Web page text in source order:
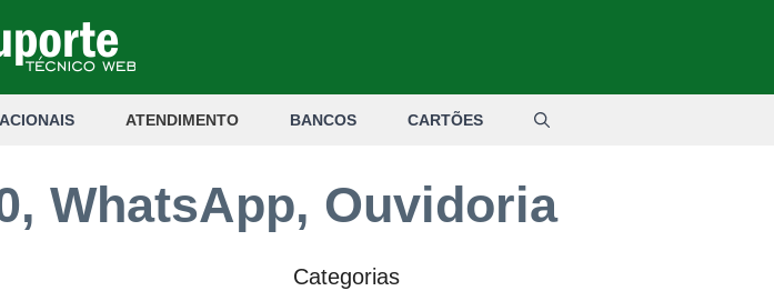
ATENDIMENTO BANCOS CARTÕES
WhatsApp, Ouvidoria
Categorias